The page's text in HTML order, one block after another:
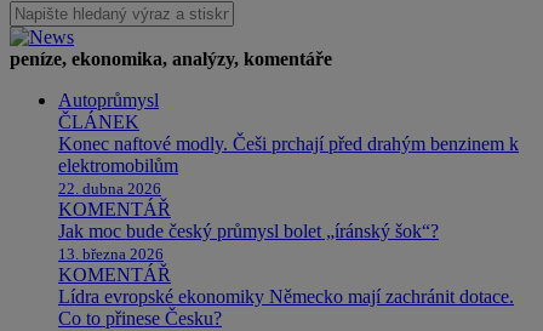
peníze, ekonomika, analýzy, komentáře
Autoprůmysl
ČLÁNEK
Konec naftové modly. Češi prchají před drahým benzinem k
elektromobilům
22. dubna 2026
KOMENTÁŘ
Jak moc bude český průmysl bolet „íránský šok“?
13. března 2026
KOMENTÁŘ
Lídra evropské ekonomiky Německo mají zachránit dotace.
Co to přinese Česku?